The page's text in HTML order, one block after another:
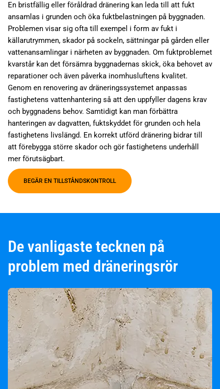
En bristfällig eller föråldrad dränering kan leda till att fukt
ansamlas i grunden och öka fuktbelastningen på byggnaden.
Problemen visar sig ofta till exempel i form av fukt i
källarutrymmen, skador på sockeln, sättningar på gården eller
vattenansamlingar i närheten av byggnaden. Om fuktproblemet
kvarstår kan det försämra byggnadernas skick, öka behovet av
reparationer och även påverka inomhusluftens kvalitet.
Genom en renovering av dräneringssystemet anpassas
fastighetens vattenhantering så att den uppfyller dagens krav
och byggnadens behov. Samtidigt kan man förbättra
hanteringen av dagvatten, fuktskyddet för grunden och hela
fastighetens livslängd. En korrekt utförd dränering bidrar till
att förebygga större skador och gör fastighetens underhåll
mer förutsägbart.
BEGÄR EN TILLSTÅNDSKONTROLL
De vanligaste tecknen på
problem med dräneringsrör